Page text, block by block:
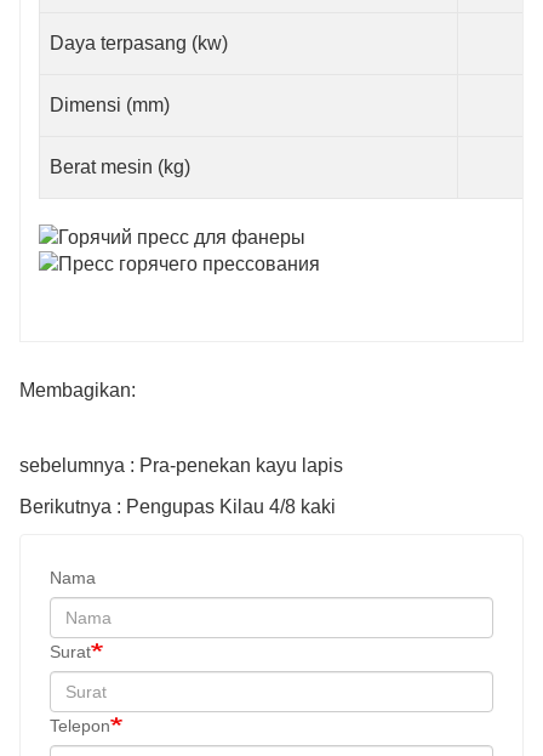
Daya terpasang (kw)
Dimensi (mm)
Berat mesin (kg)
Membagikan:
sebelumnya : Pra-penekan kayu lapis
Berikutnya : Pengupas Kilau 4/8 kaki
Nama
Surat
Telepon